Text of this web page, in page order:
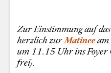
Zur Einstimmung auf
herzlich zurMatinee
um 11.15 Uhr ins Foyer
frei).